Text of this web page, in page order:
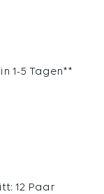
1-5 Tagen**
12 Paar